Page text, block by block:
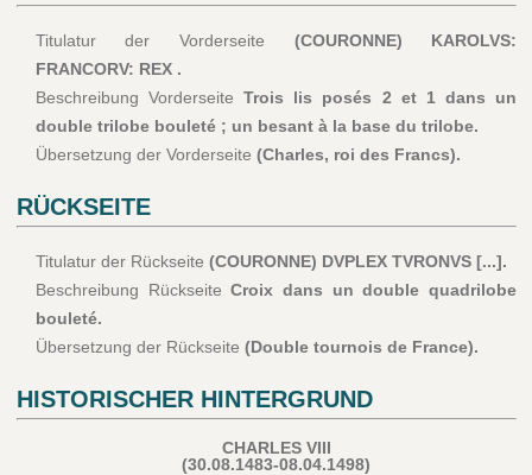
Titulatur der Vorderseite (COURONNE) KAROLVS:
FRANCORV: REX .
Beschreibung VorderseiteTrois lis posés 2 et 1 dans un
double trilobe bouleté ; un besant à la base du trilobe.
Übersetzung der Vorderseite (Charles, roi des Francs).
RÜCKSEITE
Titulatur der Rückseite (COURONNE) DVPLEX TVRONVS [...].
Beschreibung RückseiteCroix dans un double quadrilobe
bouleté.
Übersetzung der Rückseite (Double tournois de France).
HISTORISCHER HINTERGRUND
CHARLES VIII
(30.08.1483-08.04.1498)